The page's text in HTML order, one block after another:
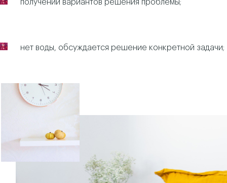
получении вариантов решения проблемы;
нет воды, обсуждается решение конкретной задачи;